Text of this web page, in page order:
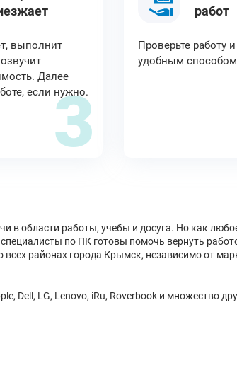
выполнит
Далее
если нужно.
3
работ
Проверьте работу
удобным
в области работы, учебы и досуга. Но как
по ПК готовы помочь вернуть
районах города Крымск, независимо от
LG, Lenovo, iRu, Roverbook и множество